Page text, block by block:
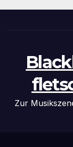
Zur